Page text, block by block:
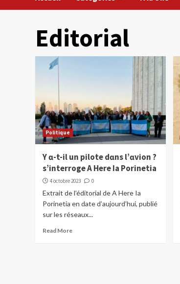
Editorial
Politique
Y ɑ-t-il un pilote dɑns l’ɑvion ?
s’interroge A Here Ia Porinetia
4 octobre 2023 0
Extrait de l’éditorial de A Here Ia
Porinetia en date d’aujourd’hui, publié
sur les réseaux...
Read More